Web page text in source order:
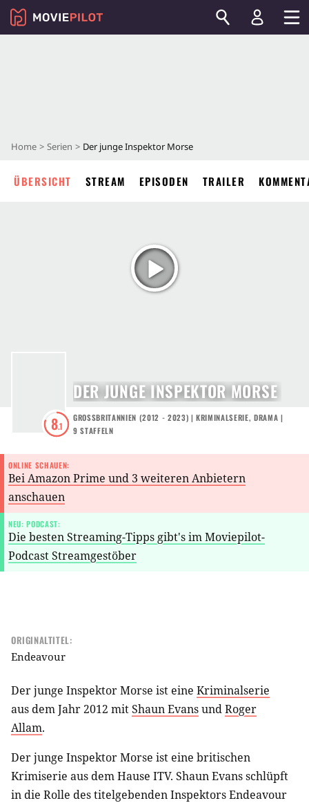
Home Serien Der junge Inspektor Morse
ÜBERSICHT STREAM EPISODEN TRAILER
8.1
DER JUNGE INSPEKTOR MORSE
GROSSBRITANNIEN (2012 - 2023) |KRIMINALSERIE,DRAMA |
9 STAFFELN
ONLINE SCHAUEN:
Bei Amazon Prime und 3 weiteren Anbietern
anschauen
NEU: PODCAST:
Die besten Streaming-Tipps gibt's im Moviepilot-
Podcast Streamgestöber
ORIGINALTITEL:
Endeavour
Der junge Inspektor Morse ist eine Kriminalserie
aus dem Jahr 2012 mitShaun EvansundRoger
Allam.
Der junge Inspektor Morse ist eine britischen
Krimiserie aus dem Hause ITV. Shaun Evans schlüpft
in die Rolle des titelgebenden Inspektors Endeavour